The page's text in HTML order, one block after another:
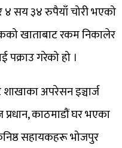
४ सय ३४ रुपैयाँ चोरी भएको
खाताबाट रकम निकालेर
पक्राउ गरेको हो ।
अपरेसन इञ्चार्ज
काठमाडौं घर भएका
सहायकहरू भोजपुर